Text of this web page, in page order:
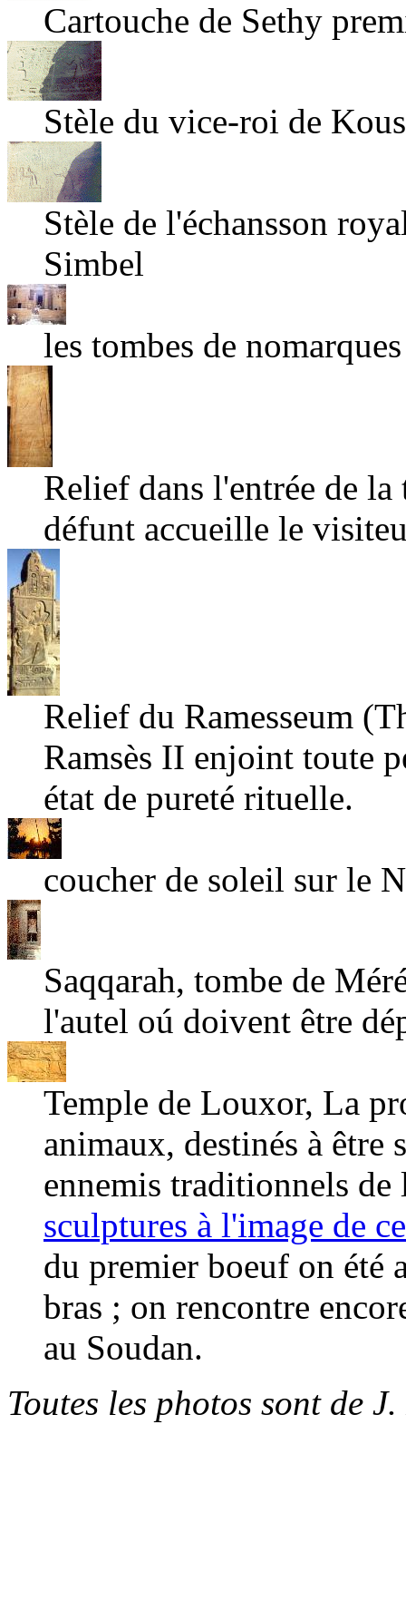
Cartouche de Sethy
Stèle du vice-roi de
Stèle de l'échansson
Simbel
les tombes de
Relief dans l'entrée de
défunt accueille le
Relief du Ramesseum
Ramsès II enjoint toute
état de pureté rituelle.
coucher de soleil sur le
Saqqarah, tombe de
l'autel oú doivent être
Temple de Louxor, La
animaux, destinés à être
ennemis traditionnels
sculptures à l'image de
du premier boeuf on été
bras ; on rencontre
au Soudan.
Toutes les photos sont de